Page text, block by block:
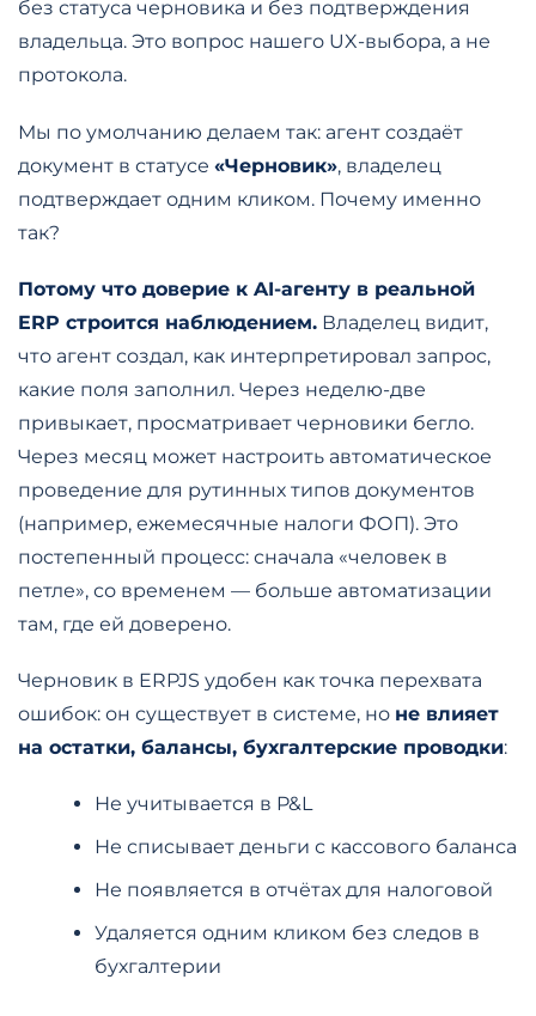
без статуса черновика и без подтверждения
владельца. Это вопрос нашего UX-выбора, а не
протокола.
Мы по умолчанию делаем так: агент создаёт
документ в статусе «Черновик», владелец
подтверждает одним кликом. Почему именно
так?
Потому что доверие к AI-агенту в реальной
ERP строится наблюдением. Владелец видит,
что агент создал, как интерпретировал запрос,
какие поля заполнил. Через неделю-две
привыкает, просматривает черновики бегло.
Через месяц может настроить автоматическое
проведение для рутинных типов документов
(например, ежемесячные налоги ФОП). Это
постепенный процесс: сначала «человек в
петле», со временем — больше автоматизации
там, где ей доверено.
Черновик в ERPJS удобен как точка перехвата
ошибок: он существует в системе, но не влияет
на остатки, балансы, бухгалтерские проводки:
Не учитывается в P&L
Не списывает деньги с кассового баланса
Не появляется в отчётах для налоговой
Удаляется одним кликом без следов в
бухгалтерии